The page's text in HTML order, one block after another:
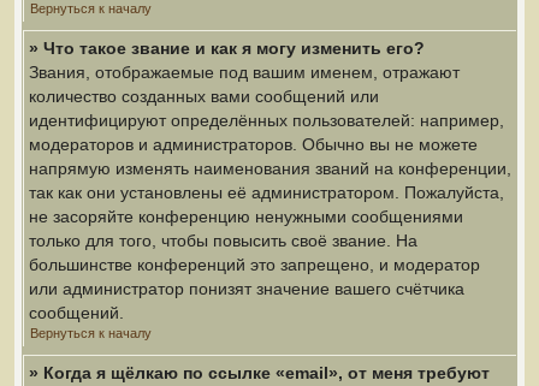
Вернуться к началу
» Что такое звание и как я могу изменить его?
Звания, отображаемые под вашим именем, отражают
количество созданных вами сообщений или
идентифицируют определённых пользователей: например,
модераторов и администраторов. Обычно вы не можете
напрямую изменять наименования званий на конференции,
так как они установлены её администратором. Пожалуйста,
не засоряйте конференцию ненужными сообщениями
только для того, чтобы повысить своё звание. На
большинстве конференций это запрещено, и модератор
или администратор понизят значение вашего счётчика
сообщений.
Вернуться к началу
» Когда я щёлкаю по ссылке «email», от меня требуют